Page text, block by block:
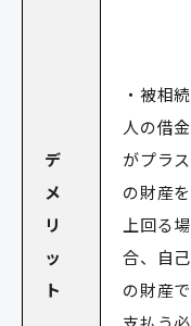
デ
メ
リ
ッ
ト
・被相続
人の借金
がプラス
の財産を
上回る場
合、自己
の財産で